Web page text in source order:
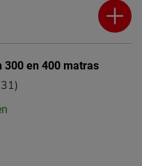
300 en 400 matras